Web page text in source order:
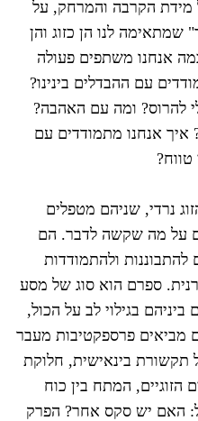
מידת הקרבה והמרחק, על
לנו הן כזוג והן
אנחנו משתפים פעולה
עם ההבדלים בינינו?
להרוס? ומה עם האהבה?
איך אנחנו מתמודדים עם
נרדי, שניהם מטפלים
על מה שקשה לדבר. הם
להתבוננות ולהתמודדות
ספרם הוא סוג של מסע
בגילוי לב על הכול,
מביאים פרספקטיבות מעבר
תקשורת בינאישית, חלוקת
הזוגיים, המתח בין כוח
האם יש סקס אחר? הפרק